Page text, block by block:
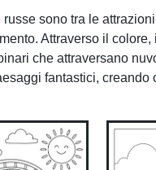
russe sono tra le
Attraverso il
che attraversano
fantastici, creando